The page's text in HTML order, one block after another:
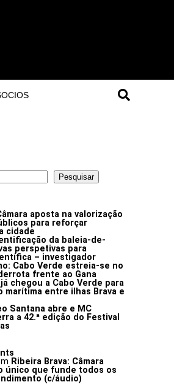
Pesquisar
aposta na valorização
para reforçar
cidade
da baleia-de-
perspetivas para
– investigador
Cabo Verde estreia-se no
frente ao Gana
chegou a Cabo Verde para
marítima entre ilhas Brava e
Santana abre e MC
a 42.ª edição do Festival
Ribeira Brava: Câmara
único que funde todos os
(c/áudio)